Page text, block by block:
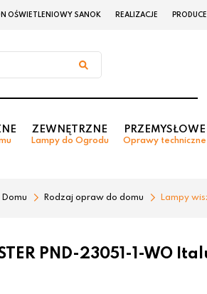
OŚWIETLENIOWY SANOK REALIZACJE
ZEWNĘTRZNE
Lampy do Ogrodu
PRZEMYSŁOWE
Oprawy techniczne
Rodzaj opraw do domu Lampy
PND-23051-1-WO